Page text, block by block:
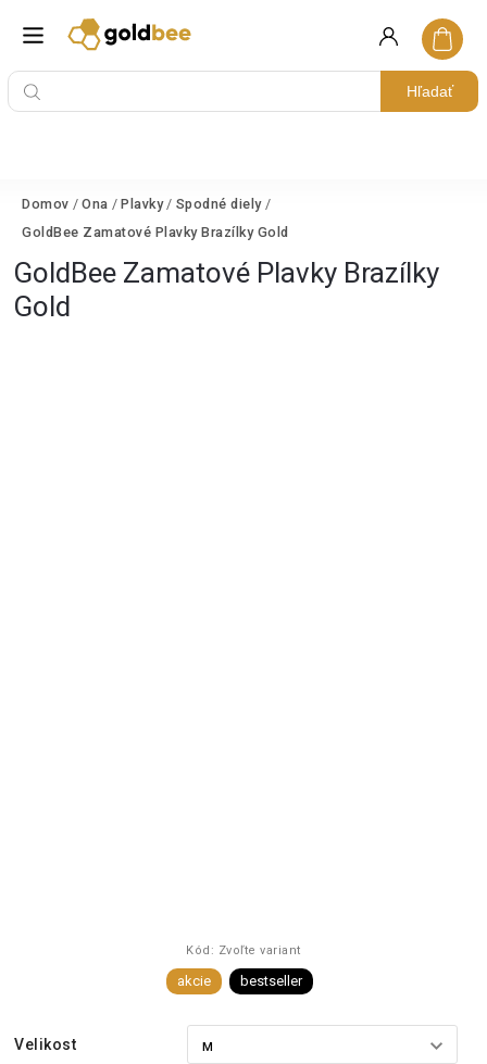
Hľadať
Domov / Ona / Plavky / Spodné diely /
GoldBee Zamatové Plavky Brazílky Gold
GoldBee Zamatové Plavky Brazílky
Gold
Kód: Zvoľte variant
akcie bestseller
Velikost